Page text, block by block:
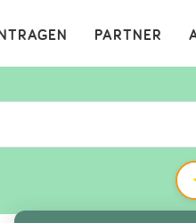
PARTNER